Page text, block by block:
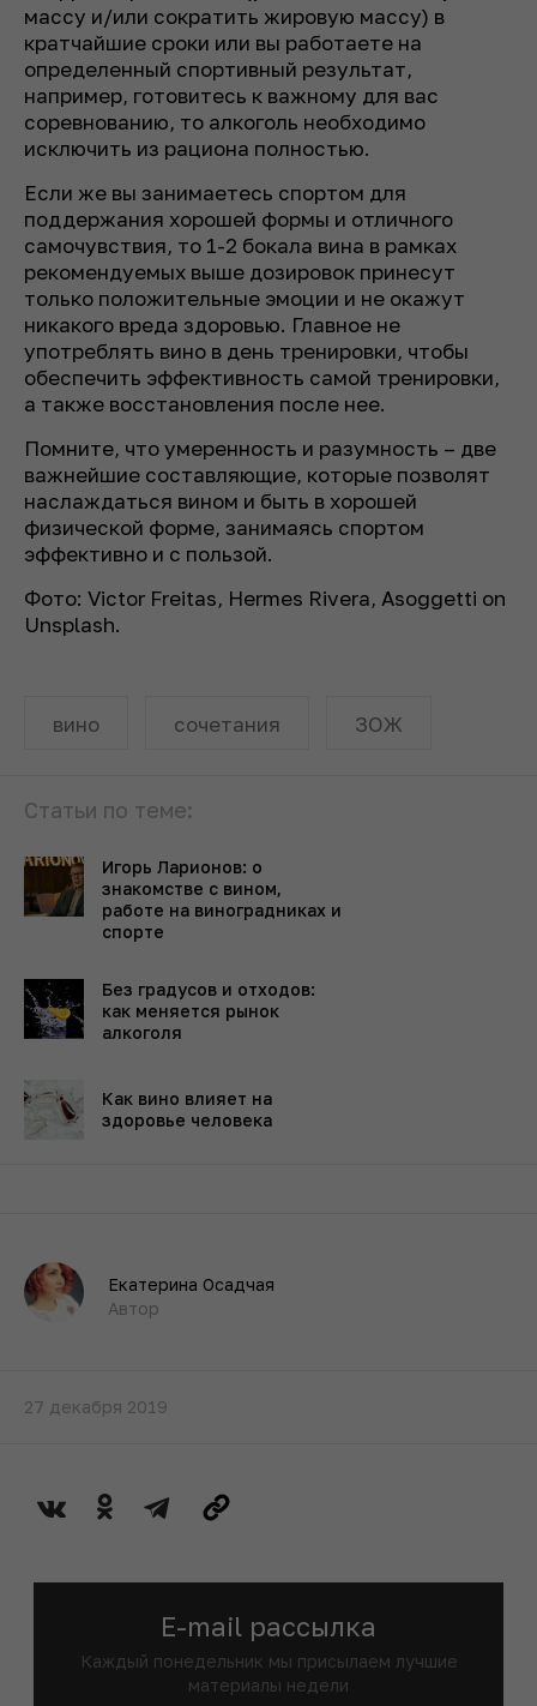
массу и/или сократить жировую массу) в
кратчайшие сроки или вы работаете на
определенный спортивный результат,
например, готовитесь к важному для вас
соревнованию, то алкоголь необходимо
исключить из рациона полностью.
Если же вы занимаетесь спортом для
поддержания хорошей формы и отличного
самочувствия, то 1-2 бокала вина в рамках
рекомендуемых выше дозировок принесут
только положительные эмоции и не окажут
никакого вреда здоровью. Главное не
употреблять вино в день тренировки, чтобы
обеспечить эффективность самой тренировки,
а также восстановления после нее.
Помните, что умеренность и разумность – две
важнейшие составляющие, которые позволят
наслаждаться вином и быть в хорошей
физической форме, занимаясь спортом
эффективно и с пользой.
Фото: Victor Freitas, Hermes Rivera, Asoggetti on
Unsplash.
вино сочетания ЗОЖ
Статьи по теме:
Игорь Ларионов: о
знакомстве с вином,
работе на виноградниках и
спорте
Без градусов и отходов:
как меняется рынок
алкоголя
Как вино влияет на
здоровье человека
Екатерина Осадчая
Автор
27 декабря 2019
E-mail рассылка
Каждый понедельник мы присылаем лучшие
материалы недели